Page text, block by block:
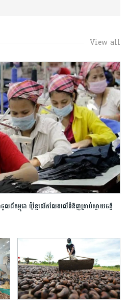
View all
កម្ពុជា ប៉ុន្តែលើកលែងលើទំនិញគ្រាប់ស្វាយចន្ទី